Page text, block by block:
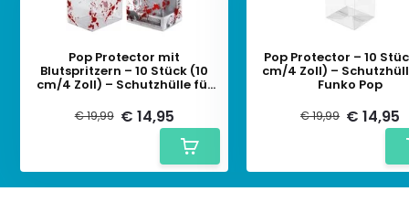
Pop Protector mit
Blutspritzern – 10 Stück (10
cm/4 Zoll) – Schutzhülle für
€ 19,99 € 14,95
Pop Protector – 10
cm/4 Zoll) –
Funko Pop
€ 19,99 € 14,95